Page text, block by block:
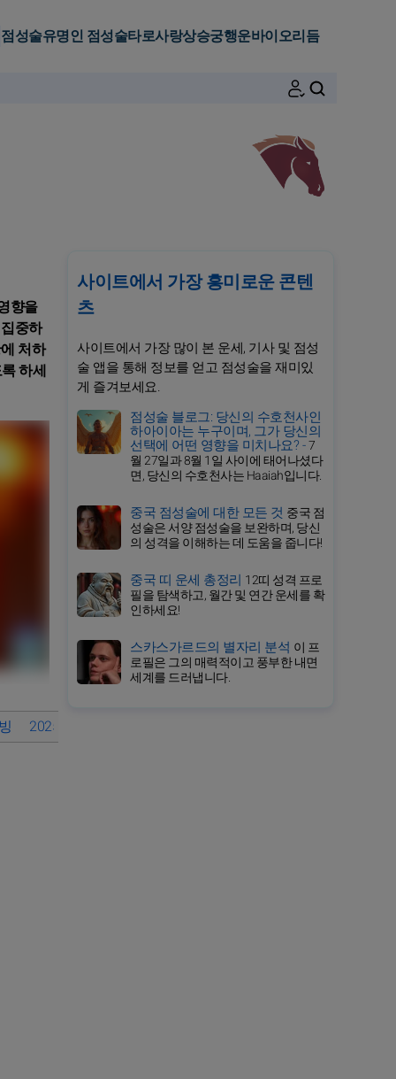
점성술유명인 점성술타로사랑상승궁행운바이오리듬
향을
중하
처하
하세
2025년 영적 여정
사이트에서 가장 흥미로운 콘텐
츠
사이트에서 가장 많이 본 운세, 기사 및 점성
술 앱을 통해 정보를 얻고 점성술을 재미있
게 즐겨보세요.
점성술 블로그: 당신의 수호천사인
하아이아는 누구이며, 그가 당신의
선택에 어떤 영향을 미치나요? -7
월 27일과 8월 1일 사이에 태어나셨다
면, 당신의 수호천사는 Haaiah입니다.
중국 점성술에 대한 모든 것 중국 점
성술은 서양 점성술을 보완하며, 당신
의 성격을 이해하는 데 도움을 줍니다!
중국 띠 운세 총정리 12띠 성격 프로
필을 탐색하고, 월간 및 연간 운세를 확
인하세요!
스카스가르드의 별자리 분석 이 프
로필은 그의 매력적이고 풍부한 내면
세계를 드러냅니다.